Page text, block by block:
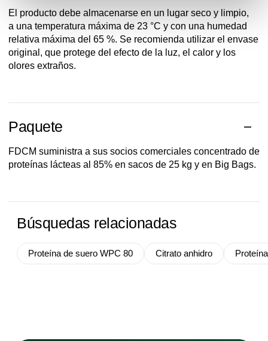
El producto debe almacenarse en un lugar seco y limpio,
a una temperatura máxima de 23 °C y con una humedad
relativa máxima del 65 %. Se recomienda utilizar el envase
original, que protege del efecto de la luz, el calor y los
olores extraños.
Paquete
FDCM suministra a sus socios comerciales concentrado de
proteínas lácteas al 85% en sacos de 25 kg y en Big Bags.
Búsquedas relacionadas
Proteína de suero WPC 80 Citrato anhidro